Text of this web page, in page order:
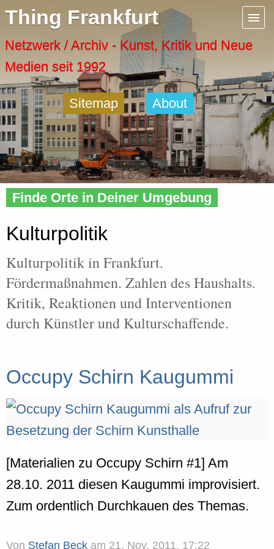
Thing Frankfurt
Netzwerk / Archiv - Kunst, Kritik und Neue
Medien seit 1992
Sitemap About
Home»Frankfurt» Kulturpolitik
Finde Orte in Deiner Umgebung
Kulturpolitik
Kulturpolitik in Frankfurt.
Fördermaßnahmen. Zahlen des Haushalts.
Kritik, Reaktionen und Interventionen
durch Künstler und Kulturschaffende.
Occupy Schirn Kaugummi
[Materialien zu Occupy Schirn #1] Am
28.10. 2011 diesen Kaugummi improvisiert.
Zum ordentlich Durchkauen des Themas.
Von Stefan Beck am 21. Nov. 2011, 17:22
Menu
Artspaces
Cool Places
Frankfurt Diary
Activity
Recent Posts